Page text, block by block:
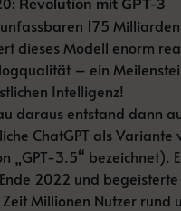
175
dieses Modell enorm
– ein
Intelligenz!
daraus entstand dann
ChatGPT als Variante
„GPT-3.5“ bezeichnet).
2022 und
Millionen Nutzer rund